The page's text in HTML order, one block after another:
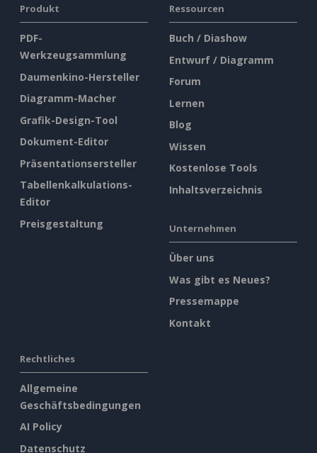
Produkt
PDF-
Werkzeugsammlung
Daumenkino-Hersteller
Diagramm-Macher
Grafik-Design-Tool
Dokument-Editor
Präsentationsersteller
Tabellenkalkulations-
Editor
Preisgestaltung
Ressourcen
Buch / Diashow
Entwurf / Diagramm
Forum
Lernen
Blog
Wissen
Kostenlose Tools
Inhaltsverzeichnis
Unternehmen
Über uns
Was gibt es Neues?
Pressemappe
Kontakt
Rechtliches
Allgemeine
Geschäftsbedingungen
AI Policy
Datenschutz